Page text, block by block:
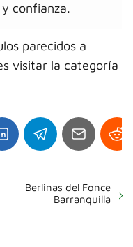
confianza.
parecidos a
visitar la categoría
Berlinas del Fonce
Barranquilla